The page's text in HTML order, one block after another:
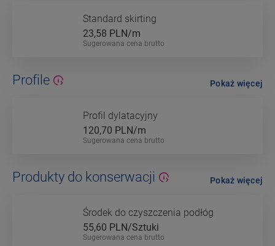
Standard skirting
23,58 PLN/m
Sugerowana cena brutto
Profile
Profil dylatacyjny
120,70 PLN/m
Sugerowana cena brutto
Pokaż więcej
Produkty do konserwacji
Środek do czyszczenia podłóg
55,60 PLN/Sztuki
Sugerowana cena brutto
Pokaż więcej